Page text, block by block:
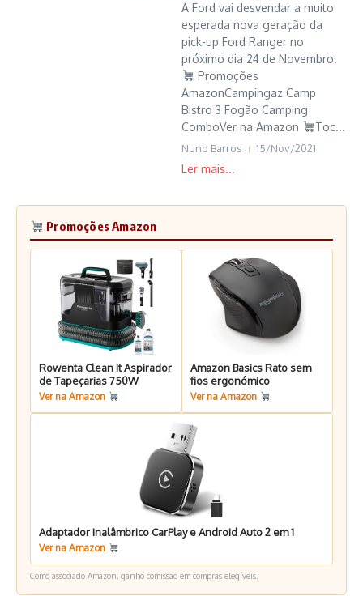
A Ford vai desvendar a muito
esperada nova geração da
pick-up Ford Ranger no
próximo dia 24 de Novembro.
Promoções
AmazonCampingaz Camp
Bistro 3 Fogão Camping
ComboVer na Amazon
Toc...
Nuno Barros 15/Nov/2021
Promoções Amazon
Rowenta Clean It Aspirador
de Tapeçarias 750W
Ver na Amazon
Amazon Basics Rato sem
fios ergonómico
Ver na Amazon
Adaptador Inalâmbrico CarPlay e Android Auto 2 em 1
Ver na Amazon
Como associado Amazon, ganho comissão em compras elegíveis.